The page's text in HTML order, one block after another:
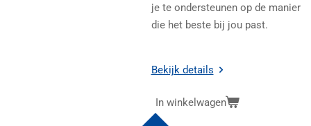
je te ondersteunen op de manier
die het beste bij jou past.
Bekijk details
In winkelwagen